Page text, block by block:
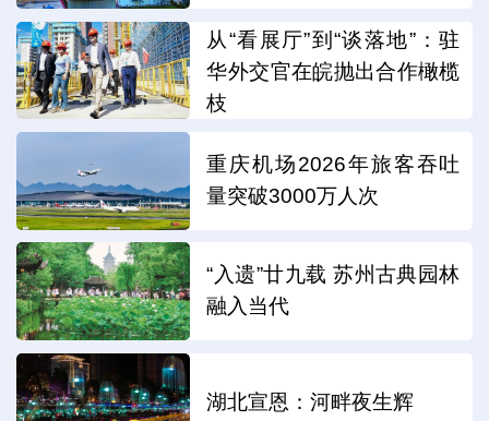
从“看展厅”到“谈落地”：驻
华外交官在皖抛出合作橄榄
枝
重庆机场2026年旅客吞吐
量突破3000万人次
“入遗”廿九载 苏州古典园林
融入当代
湖北宣恩：河畔夜生辉